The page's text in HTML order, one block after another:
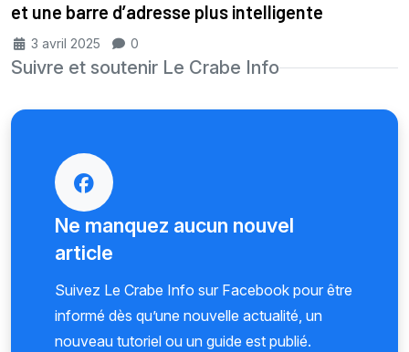
et une barre d’adresse plus intelligente
3 avril 2025 0
Suivre et soutenir Le Crabe Info
Ne manquez aucun nouvel
article
Suivez Le Crabe Info sur Facebook pour être
informé dès qu’une nouvelle actualité, un
nouveau tutoriel ou un guide est publié.